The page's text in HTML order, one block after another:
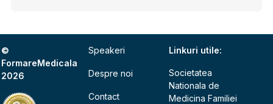
©
FormareMedicala
2026
Speakeri
Despre noi
Contact
Linkuri utile:
Societatea
Nationala de
Medicina Familiei